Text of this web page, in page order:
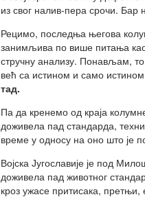
из свог налив-пера срочи. Бар
Рецимо, последња његова
занимљива по више питања
стручну анализу. Понављам,
већ са истином и само
тад.
Па да кренемо од краја
доживела пад стандарда,
време у односу на оно што је
Војска Југославије је под
доживела пад животног
кроз ужасе притисака, претњи,